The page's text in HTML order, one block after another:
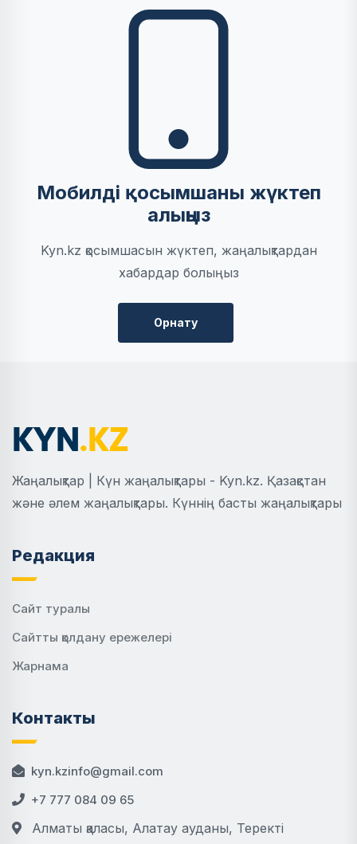
Мобилді қосымшаны жүктеп
алыңыз
Kyn.kz қосымшасын жүктеп, жаңалықтардан
хабардар болыңыз
Орнату
Жаңалықтар | Күн жаңалықтары - Kyn.kz. Қазақстан
және әлем жаңалықтары. Күннің басты жаңалықтары
Редакция
Сайт туралы
Сайтты қолдану ережелері
Жарнама
Контакты
kyn.kzinfo@gmail.com
+7 777 084 09 65
Алматы қаласы, Алатау ауданы, Теректі